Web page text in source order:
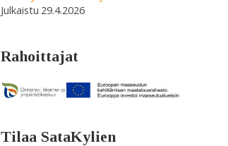
29.4.2026
Rahoittajat
Tilaa SataKylien